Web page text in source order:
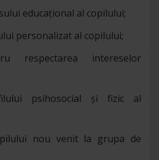
educațional al copilului;
personalizat al copilului;
respectarea intereselor
psihosocial și fizic al
nou venit la grupa de